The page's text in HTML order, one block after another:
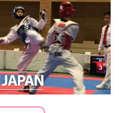
仙台大韓民国総領事杯 仙台大